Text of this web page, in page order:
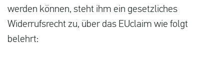
werden können, steht ihm ein gesetzliches
Widerrufsrecht zu, über das EUclaim wie folgt
belehrt: